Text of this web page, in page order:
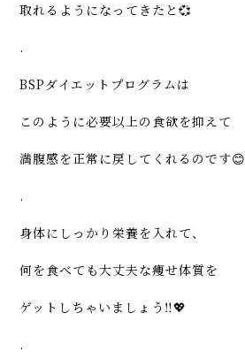
取れるようになってきたと💞
.
BSPダイエットプログラムは
このように必要以上の食欲を抑えて
満腹感を正常に戻してくれるのです😊
.
身体にしっかり栄養を入れて、
何を食べても大丈夫な痩せ体質を
ゲットしちゃいましょう‼️💖
.